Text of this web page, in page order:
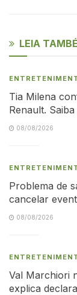
LEIA
Tia Milena
Renault.
08/08/2026
Problema de
cancelar
08/08/2026
Val Marchiori
explica